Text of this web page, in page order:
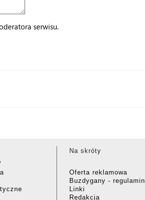
serwisu.
Na skróty
Oferta reklamowa
Buzdygany - regulamin
Linki
Redakcja